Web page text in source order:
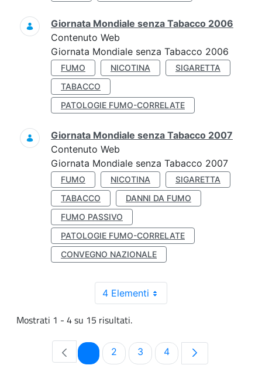
Giornata Mondiale senza Tabacco 2006
Contenuto Web
Giornata Mondiale senza Tabacco 2006
FUMO NICOTINA
SIGARETTA
TABACCO
PATOLOGIE FUMO-CORRELATE
Giornata Mondiale senza Tabacco 2007
Contenuto Web
Giornata Mondiale senza Tabacco 2007
FUMO NICOTINA
SIGARETTA
TABACCO
DANNI DA FUMO
FUMO PASSIVO
PATOLOGIE FUMO-CORRELATE
CONVEGNO NAZIONALE
4 Elementi
Mostrati 1 - 4 su 15 risultati.
PaginaPagina
2 Pagina
3 Pagina
4